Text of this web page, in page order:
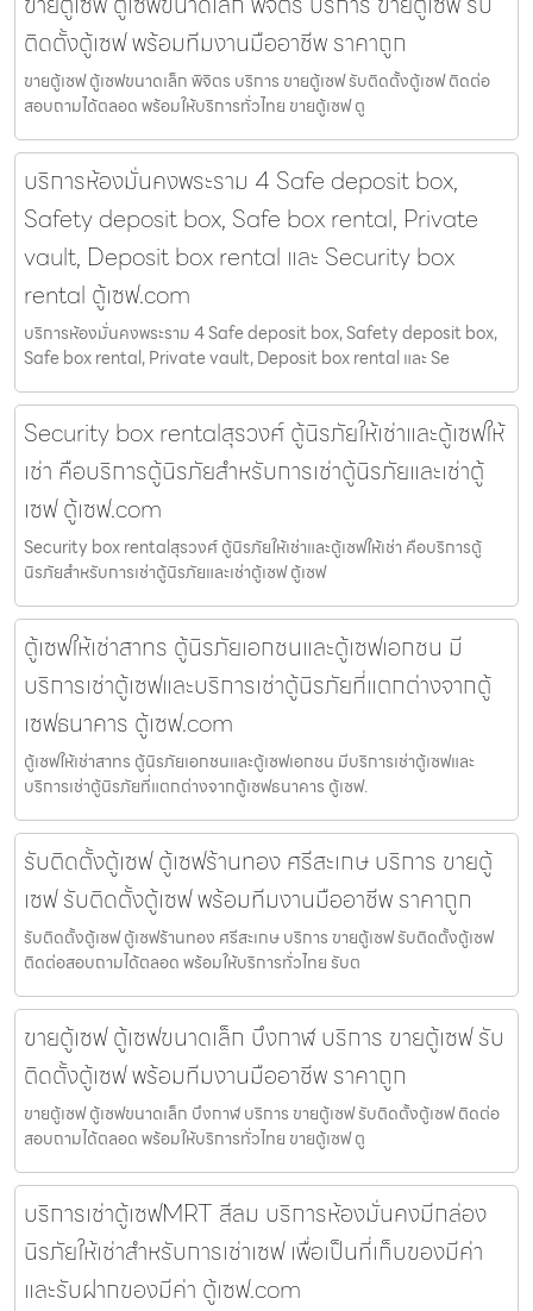
ติดตั้งตู้เซฟ พร้อมทีมงานมืออาชีพ ราคาถูก
ขายตู้เซฟ ตู้เซฟขนาดเล็ก พิจิตร บริการ ขายตู้เซฟ รับติดตั้งตู้เซฟ ติดต่อ
สอบถามได้ตลอด พร้อมให้บริการทั่วไทย ขายตู้เซฟ ตู
บริการห้องมั่นคงพระราม 4 Safe deposit box,
Safety deposit box, Safe box rental, Private
vault, Deposit box rental และ Security box
rental ตู้เซฟ.com
บริการห้องมั่นคงพระราม 4 Safe deposit box, Safety deposit box,
Safe box rental, Private vault, Deposit box rental และ Se
Security box rentalสุรวงศ์ ตู้นิรภัยให้เช่าและตู้เซฟให้
เช่า คือบริการตู้นิรภัยสำหรับการเช่าตู้นิรภัยและเช่าตู้
เซฟ ตู้เซฟ.com
Security box rentalสุรวงศ์ ตู้นิรภัยให้เช่าและตู้เซฟให้เช่า คือบริการตู้
นิรภัยสำหรับการเช่าตู้นิรภัยและเช่าตู้เซฟ ตู้เซฟ
ตู้เซฟให้เช่าสาทร ตู้นิรภัยเอกชนและตู้เซฟเอกชน มี
บริการเช่าตู้เซฟและบริการเช่าตู้นิรภัยที่แตกต่างจากตู้
เซฟธนาคาร ตู้เซฟ.com
ตู้เซฟให้เช่าสาทร ตู้นิรภัยเอกชนและตู้เซฟเอกชน มีบริการเช่าตู้เซฟและ
บริการเช่าตู้นิรภัยที่แตกต่างจากตู้เซฟธนาคาร ตู้เซฟ.
รับติดตั้งตู้เซฟ ตู้เซฟร้านทอง ศรีสะเกษ บริการ ขายตู้
เซฟ รับติดตั้งตู้เซฟ พร้อมทีมงานมืออาชีพ ราคาถูก
รับติดตั้งตู้เซฟ ตู้เซฟร้านทอง ศรีสะเกษ บริการ ขายตู้เซฟ รับติดตั้งตู้เซฟ
ติดต่อสอบถามได้ตลอด พร้อมให้บริการทั่วไทย รับต
ขายตู้เซฟ ตู้เซฟขนาดเล็ก บึงกาฬ บริการ ขายตู้เซฟ รับ
ติดตั้งตู้เซฟ พร้อมทีมงานมืออาชีพ ราคาถูก
ขายตู้เซฟ ตู้เซฟขนาดเล็ก บึงกาฬ บริการ ขายตู้เซฟ รับติดตั้งตู้เซฟ ติดต่อ
สอบถามได้ตลอด พร้อมให้บริการทั่วไทย ขายตู้เซฟ ตู
บริการเช่าตู้เซฟMRT สีลม บริการห้องมั่นคงมีกล่อง
นิรภัยให้เช่าสำหรับการเช่าเซฟ เพื่อเป็นที่เก็บของมีค่า
และรับฝากของมีค่า ตู้เซฟ.com